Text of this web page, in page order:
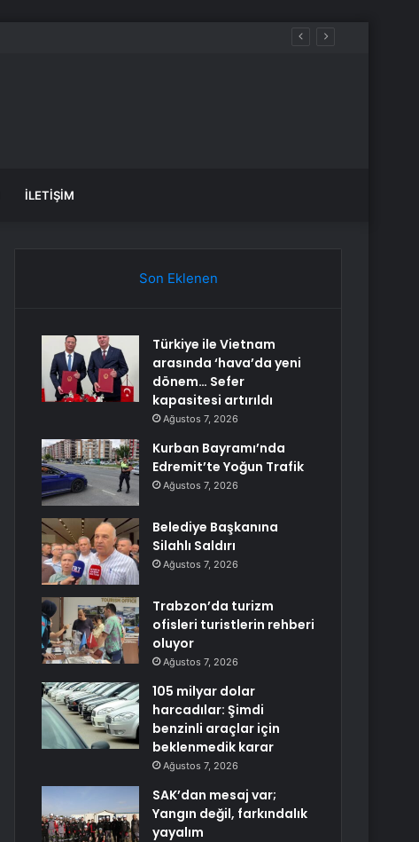
İLETIŞIM
Son Eklenen
Türkiye ile Vietnam
arasında ‘hava’da yeni
dönem… Sefer
kapasitesi artırıldı
Ağustos 7, 2026
Kurban Bayramı’nda
Edremit’te Yoğun Trafik
Ağustos 7, 2026
Belediye Başkanına
Silahlı Saldırı
Ağustos 7, 2026
Trabzon’da turizm
ofisleri turistlerin rehberi
oluyor
Ağustos 7, 2026
105 milyar dolar
harcadılar: Şimdi
benzinli araçlar için
beklenmedik karar
Ağustos 7, 2026
SAK’dan mesaj var;
Yangın değil, farkındalık
yayalım